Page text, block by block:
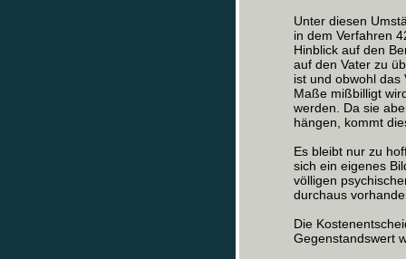
Unter diesen
in dem Verfahren
Hinblick auf den
auf den Vater zu
ist und obwohl
Maße mißbilligt
werden. Da sie
hängen, kommt
Es bleibt nur zu
sich ein eigenes
völligen
durchaus
Die
Gegenstandswert